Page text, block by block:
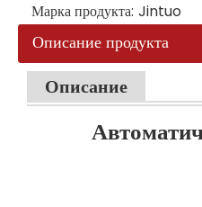
Марка продукта: Jintuo
Описание продукта
Описание